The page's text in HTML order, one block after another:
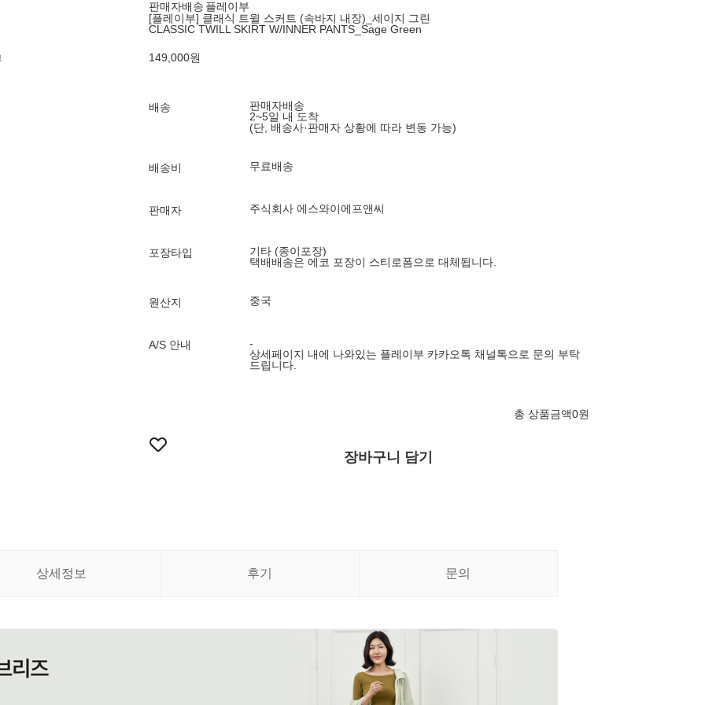
판매자배송 플레이부
[플레이부] 클래식 트윌 스커트 (속바지 내장)_세이지 그린
CLASSIC TWILL SKIRT W/INNER PANTS_Sage Green
149,000원
배송
판매자배송
2~5일 내 도착
(단, 배송사·판매자 상황에 따라 변동 가능)
배송비 무료배송
판매자 주식회사 에스와이에프앤씨
포장타입
기타 (종이포장)
택배배송은 에코 포장이 스티로폼으로 대체됩니다.
원산지 중국
A/S 안내
-
상세페이지 내에 나와있는 플레이부 카카오톡 채널톡으로 문의 부탁
드립니다.
총 상품금액0원
장바구니 담기
상세정보 후기 문의